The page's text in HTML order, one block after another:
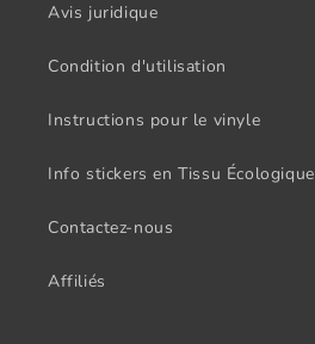
Avis juridique
Condition d'utilisation
Instructions pour le vinyle
Info stickers en Tissu Écologique
Contactez-nous
Affiliés